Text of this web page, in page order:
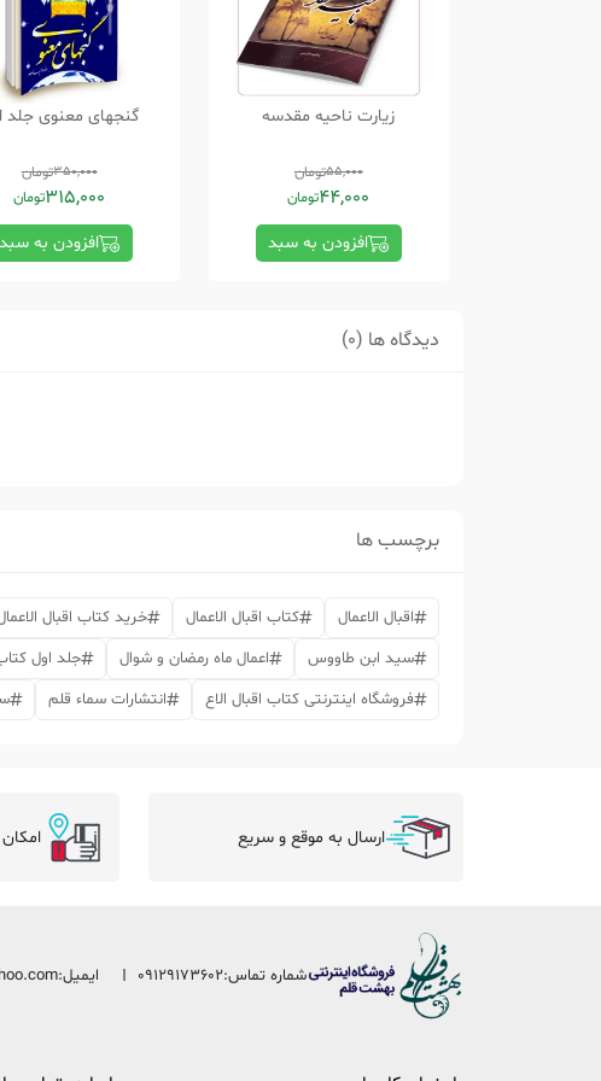
زیارت ناحیه مقدسه
55,000تومان
44,000تومان
افزودن به سبد
گنجهای معنوی جلد
350,000تومان
315,000تومان
افزودن به سبد
دیدگاه ها (0)
برچسب ها
اقبال الاعمال کتاب اقبال الاعمال خرید کتاب اقبال
سید ابن طاووس
اعمال ماه رمضان و شوال جلد اول
فروشگاه اینترنتی کتاب اقبال الاع
انتشارات سماء قلم
ارسال به موقع و سریع
شماره تماس:09129173602 ایمیل: